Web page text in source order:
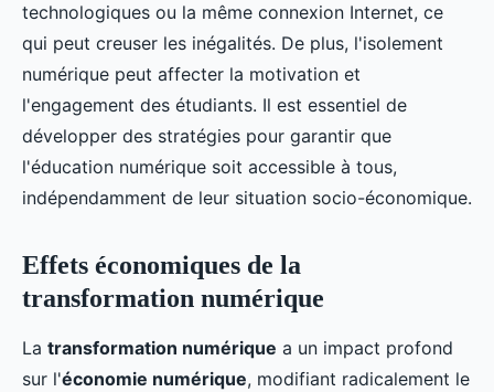
technologiques ou la même connexion Internet, ce
qui peut creuser les inégalités. De plus, l'isolement
numérique peut affecter la motivation et
l'engagement des étudiants. Il est essentiel de
développer des stratégies pour garantir que
l'éducation numérique soit accessible à tous,
indépendamment de leur situation socio-économique.
Effets économiques de la
transformation numérique
La transformation numérique a un impact profond
sur l'économie numérique, modifiant radicalement le